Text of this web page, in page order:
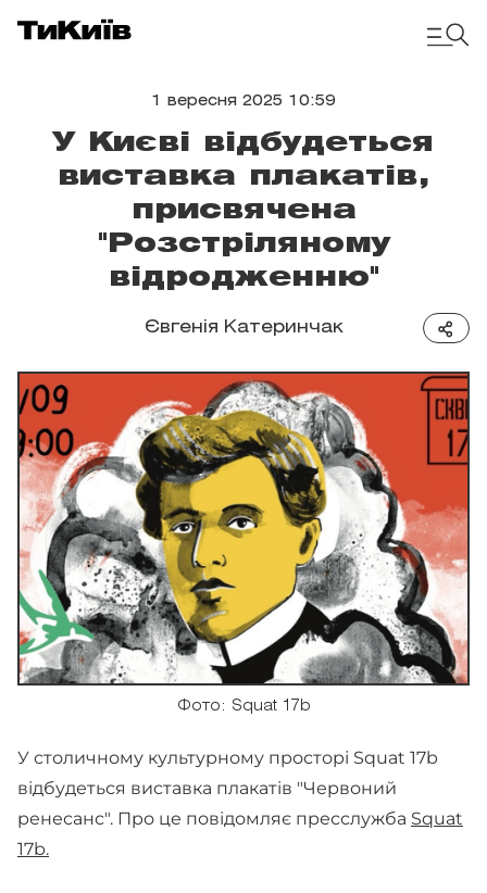
1 вересня 2025 10:59
У Києві відбудеться
виставка плакатів,
присвячена
"Розстріляному
відродженню"
Євгенія Катеринчак
Фото: Squat 17b
У столичному культурному просторі Squat 17b
відбудеться виставка плакатів "Червоний
ренесанс". Про це повідомляє пресслужба Squat
17b.